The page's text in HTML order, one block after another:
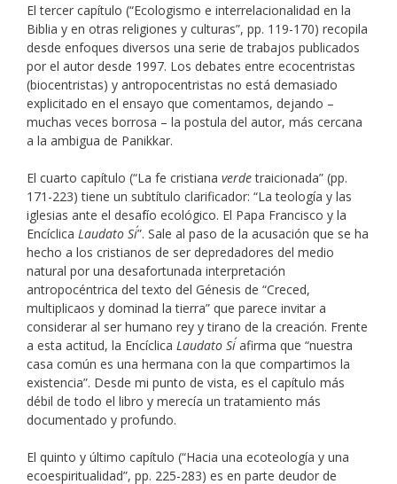
El tercer capítulo (“Ecologismo e interrelacionalidad en la
Biblia y en otras religiones y culturas”, pp. 119-170) recopila
desde enfoques diversos una serie de trabajos publicados
por el autor desde 1997. Los debates entre ecocentristas
(biocentristas) y antropocentristas no está demasiado
explicitado en el ensayo que comentamos, dejando –
muchas veces borrosa – la postula del autor, más cercana
a la ambigua de Panikkar.
El cuarto capítulo (“La fe cristiana verdetraicionada” (pp.
171-223) tiene un subtítulo clarificador: “La teología y las
iglesias ante el desafío ecológico. El Papa Francisco y la
Encíclica Laudato Si´”. Sale al paso de la acusación que se ha
hecho a los cristianos de ser depredadores del medio
natural por una desafortunada interpretación
antropocéntrica del texto del Génesis de “Creced,
multiplicaos y dominad la tierra” que parece invitar a
considerar al ser humano rey y tirano de la creación. Frente
a esta actitud, la Encíclica Laudato Si´ afirma que “nuestra
casa común es una hermana con la que compartimos la
existencia”. Desde mi punto de vista, es el capítulo más
débil de todo el libro y merecía un tratamiento más
documentado y profundo.
El quinto y último capítulo (“Hacia una ecoteología y una
ecoespiritualidad”, pp. 225-283) es en parte deudor de